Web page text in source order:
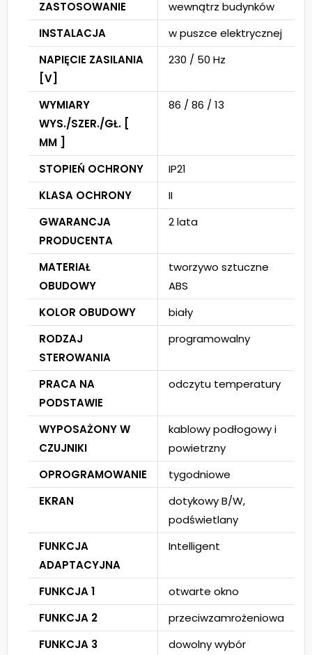
ZASTOSOWANIE
wewnątrz budynków
INSTALACJA
w puszce elektrycznej
NAPIĘCIE ZASILANIA
[V]
230 / 50 Hz
WYMIARY
WYS./SZER./GŁ. [
MM ]
86 / 86 / 13
STOPIEŃ OCHRONY
IP21
KLASA OCHRONY
II
GWARANCJA
PRODUCENTA
2 lata
MATERIAŁ
OBUDOWY
tworzywo sztuczne
ABS
KOLOR OBUDOWY
biały
RODZAJ
STEROWANIA
programowalny
PRACA NA
PODSTAWIE
odczytu temperatury
WYPOSAŻONY W
CZUJNIKI
kablowy podłogowy i
powietrzny
OPROGRAMOWANIE
tygodniowe
EKRAN
dotykowy B/W,
podświetlany
FUNKCJA
ADAPTACYJNA
Intelligent
FUNKCJA 1
otwarte okno
FUNKCJA 2
przeciwzamrożeniowa
FUNKCJA 3
dowolny wybór